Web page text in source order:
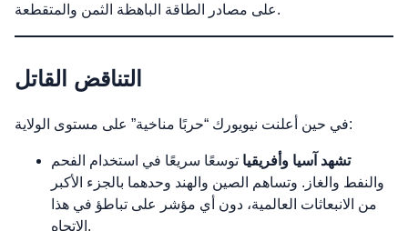
على مصادر الطاقة الباهظة الثمن والمتقطعة.
التناقض القاتل
في حين أعلنت نيويورك “حربًا مناخية” على مستوى الولاية:
تشهد آسيا وأفريقيا توسعًا سريعًا في استخدام الفحم
والنفط والغاز. وتساهم الصين والهند وحدهما بالجزء الأكبر
من الانبعاثات العالمية، دون أي مؤشر على تباطؤ في هذا
الاتجاه.